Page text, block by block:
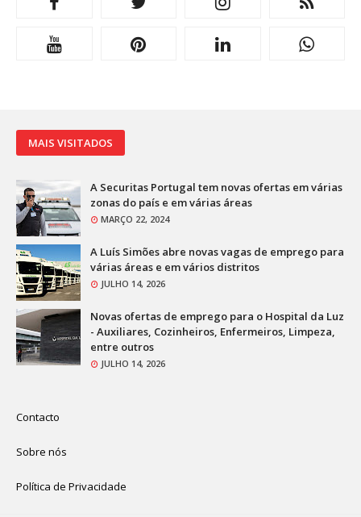
MAIS VISITADOS
A Securitas Portugal tem novas ofertas em várias
zonas do país e em várias áreas
MARÇO 22, 2024
A Luís Simões abre novas vagas de emprego para
várias áreas e em vários distritos
JULHO 14, 2026
Novas ofertas de emprego para o Hospital da Luz
- Auxiliares, Cozinheiros, Enfermeiros, Limpeza,
entre outros
JULHO 14, 2026
Contacto
Sobre nós
Política de Privacidade